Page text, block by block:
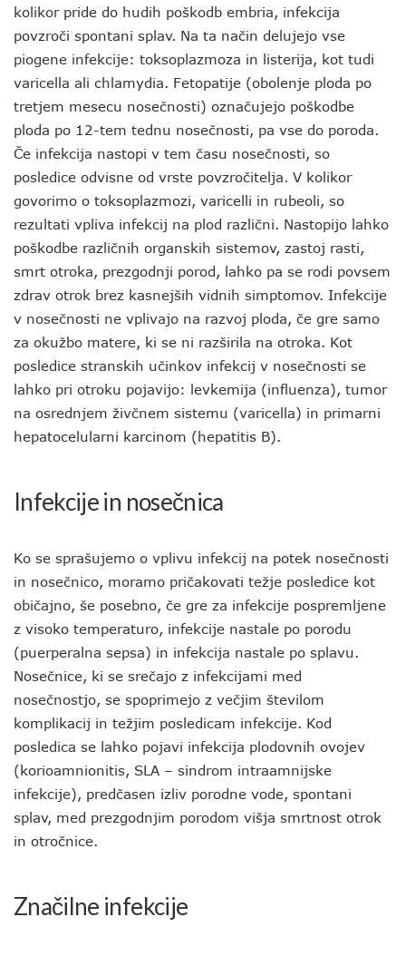
kolikor pride do hudih poškodb embria, infekcija
povzroči spontani splav. Na ta način delujejo vse
piogene infekcije: toksoplazmoza in listerija, kot tudi
varicella ali chlamydia. Fetopatije (obolenje ploda po
tretjem mesecu nosečnosti) označujejo poškodbe
ploda po 12-tem tednu nosečnosti, pa vse do poroda.
Če infekcija nastopi v tem času nosečnosti, so
posledice odvisne od vrste povzročitelja. V kolikor
govorimo o toksoplazmozi, varicelli in rubeoli, so
rezultati vpliva infekcij na plod različni. Nastopijo lahko
poškodbe različnih organskih sistemov, zastoj rasti,
smrt otroka, prezgodnji porod, lahko pa se rodi povsem
zdrav otrok brez kasnejših vidnih simptomov. Infekcije
v nosečnosti ne vplivajo na razvoj ploda, če gre samo
za okužbo matere, ki se ni razširila na otroka. Kot
posledice stranskih učinkov infekcij v nosečnosti se
lahko pri otroku pojavijo: levkemija (influenza), tumor
na osrednjem živčnem sistemu (varicella) in primarni
hepatocelularni karcinom (hepatitis B).
Infekcije in nosečnica
Ko se sprašujemo o vplivu infekcij na potek nosečnosti
in nosečnico, moramo pričakovati težje posledice kot
običajno, še posebno, če gre za infekcije pospremljene
z visoko temperaturo, infekcije nastale po porodu
(puerperalna sepsa) in infekcija nastale po splavu.
Nosečnice, ki se srečajo z infekcijami med
nosečnostjo, se spoprimejo z večjim številom
komplikacij in težjim posledicam infekcije. Kod
posledica se lahko pojavi infekcija plodovnih ovojev
(korioamnionitis, SLA – sindrom intraamnijske
infekcije), predčasen izliv porodne vode, spontani
splav, med prezgodnjim porodom višja smrtnost otrok
in otročnice.
Značilne infekcije